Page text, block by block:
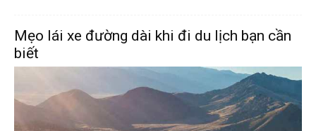
Mẹo lái xe đường dài khi đi du lịch bạn cần
biết